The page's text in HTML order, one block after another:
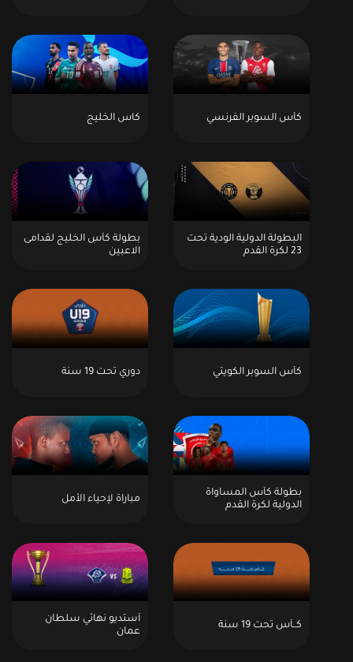
كأس السوبر الفرنسي كاس الخليج
البطولة الدولية الودية تحت
23 لكرة القدم
بطولة كأس الخليج لقدامى
الاعبين
كأس السوبر الكويتي دوري تحت 19 سنة
بطولة كأس المساواة
الدولية لكرة القدم
مباراة لإحياء الأمل
كــأس تحت 19 سنة
أستديو نهائي سلطان
عمان